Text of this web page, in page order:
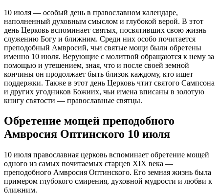
10 июля — особый день в православном календаре,
наполненный духовным смыслом и глубокой верой. В этот
день Церковь вспоминает святых, посвятивших свою жизнь
служению Богу и ближним. Среди них особо почитается
преподобный Амвросий, чьи святые мощи были обретены
именно 10 июля. Верующие с молитвой обращаются к нему за
помощью и утешением, зная, что и после своей земной
кончины он продолжает быть близок каждому, кто ищет
поддержки. Также в этот день Церковь чтит святого Сампсона
и других угодников Божиих, чьи имена вписаны в золотую
книгу святости — православные святцы.
Обретение мощей преподобного
Амвросия Оптинского 10 июля
10 июля православная церковь вспоминает обретение мощей
одного из самых почитаемых старцев XIX века —
преподобного Амвросия Оптинского. Его земная жизнь была
примером глубокого смирения, духовной мудрости и любви к
ближним.